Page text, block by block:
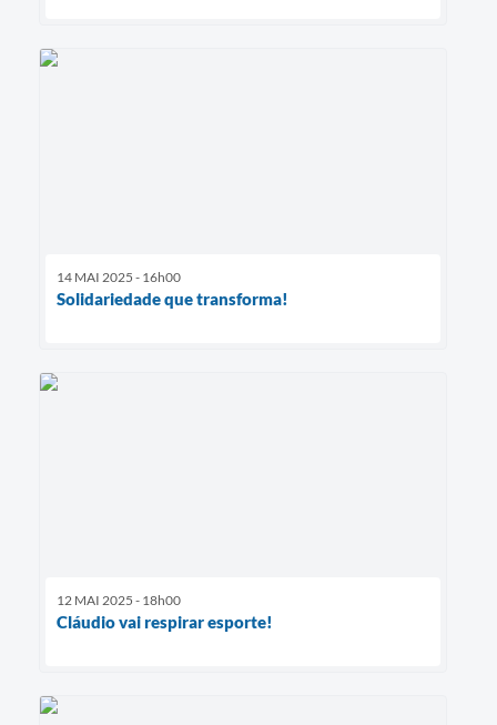
14 MAI 2025 - 16h00
Solidariedade que transforma!
12 MAI 2025 - 18h00
Cláudio vai respirar esporte!